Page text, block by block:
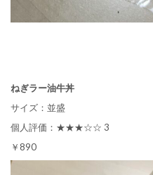
ねぎラー油牛丼
サイズ：並盛
個人評価：★★★☆☆ 3
￥890